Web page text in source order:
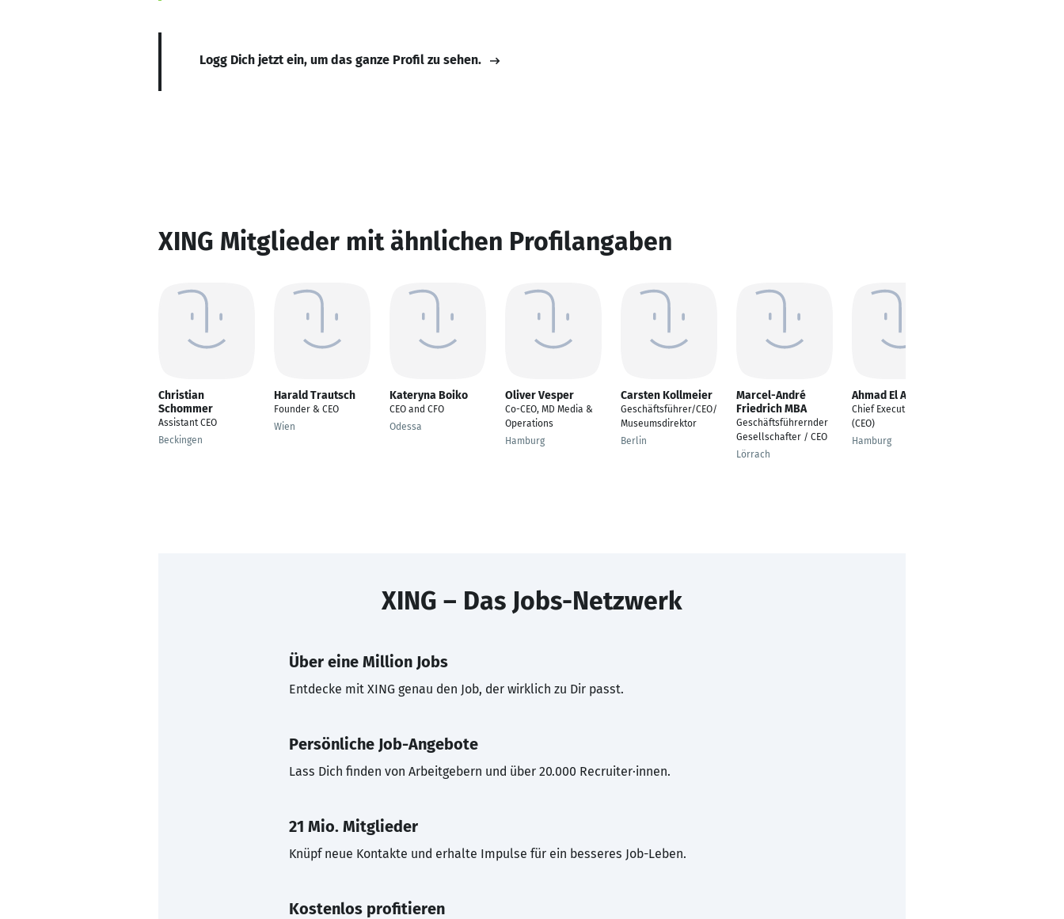
Logg Dich jetzt ein, um das ganze Profil zu sehen.
XING Mitglieder mit ähnlichen Profilangaben
Christian
Schommer
Assistant CEO
Beckingen
Harald Trautsch
Founder & CEO
Wien
Kateryna Boiko
CEO and CFO
Odessa
Oliver Vesper
Co-CEO, MD Media &
Operations
Hamburg
Carsten Kollmeier
Geschäftsführer/CEO/
Museumsdirektor
Berlin
Marcel-André
Friedrich MBA
Geschäftsführernder
Gesellschafter / CEO
Lörrach
Ahmad El Ahmad
Chief Executive Officer
(CEO)
Hamburg
XING – Das Jobs-Netzwerk
Über eine Million Jobs
Entdecke mit XING genau den Job, der wirklich zu Dir passt.
Persönliche Job-Angebote
Lass Dich finden von Arbeitgebern und über 20.000 Recruiter·innen.
21 Mio. Mitglieder
Knüpf neue Kontakte und erhalte Impulse für ein besseres Job-Leben.
Kostenlos profitieren